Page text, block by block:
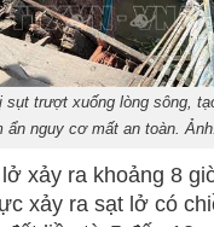
sụt trượt xuống lòng sông,
ẩn nguy cơ mất an toàn.
xảy ra khoảng 8
xảy ra sạt lở có